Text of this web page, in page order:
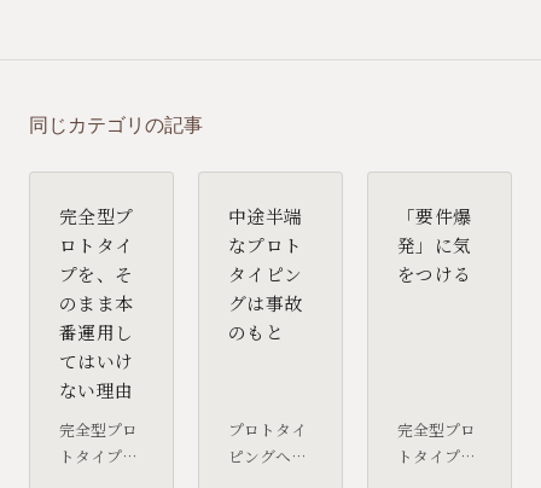
同じカテゴリの記事
完全型プ
ロトタイ
プを、そ
のまま本
番運用し
てはいけ
ない理由
完全型プロ
トタイプは
中途半端
なプロト
タイピン
グは事故
のもと
プロトタイ
ピングへの
「要件爆
発」に気
をつける
完全型プロ
トタイプは